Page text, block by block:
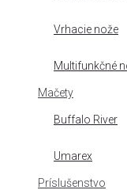
Vrhacie nože
Multifunkčné
Mačety
Buffalo River
Umarex
Príslušenstvo